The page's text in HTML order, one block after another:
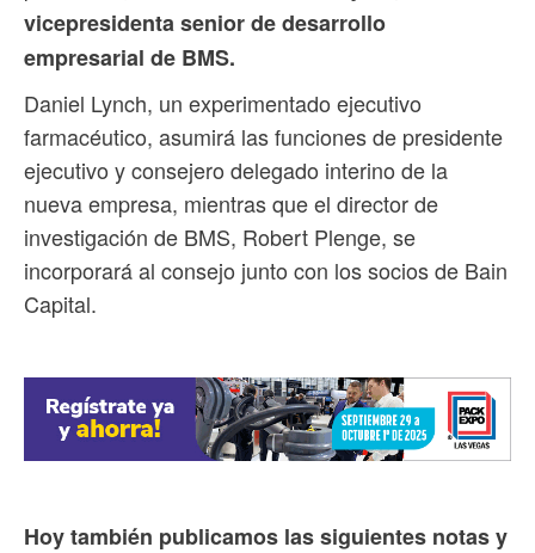
vicepresidenta senior de desarrollo
empresarial de BMS.
Daniel Lynch, un experimentado ejecutivo
farmacéutico, asumirá las funciones de presidente
ejecutivo y consejero delegado interino de la
nueva empresa, mientras que el director de
investigación de BMS, Robert Plenge, se
incorporará al consejo junto con los socios de Bain
Capital.
Hoy también publicamos las siguientes notas y